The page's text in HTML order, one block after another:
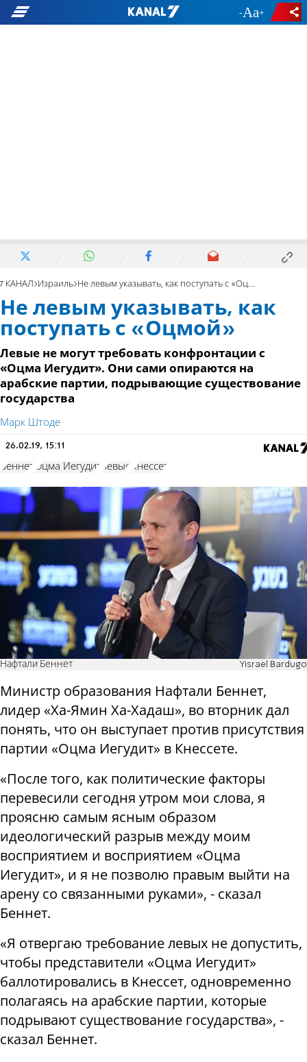
- +
7 КАНАЛ Израиль Не левым указывать, как поступать с «Оцмой»
Не левым указывать, как
поступать с «Оцмой»
Левые не могут требовать конфронтации с
«Оцма Иегудит». Они сами опираются на
арабские партии, подрывающие существование
государства
Марк Штоде
26.02.19, 15:11
Беннет Оцма Иегудит левые Кнессет
Нафтали Беннет Yisrael Bardugo
Министр образования Нафтали Беннет,
лидер «Ха-Ямин Ха-Хадаш», во вторник дал
понять, что он выступает против присутствия
партии «Оцма Иегудит» в Кнессете.
«После того, как политические факторы
перевесили сегодня утром мои слова, я
проясню самым ясным образом
идеологический разрыв между моим
восприятием и восприятием «Оцма
Иегудит», и я не позволю правым выйти на
арену со связанными руками», - сказал
Беннет.
«Я отвергаю требование левых не допустить,
чтобы представители «Оцма Иегудит»
баллотировались в Кнессет, одновременно
полагаясь на арабские партии, которые
подрывают существование государства», -
сказал Беннет.